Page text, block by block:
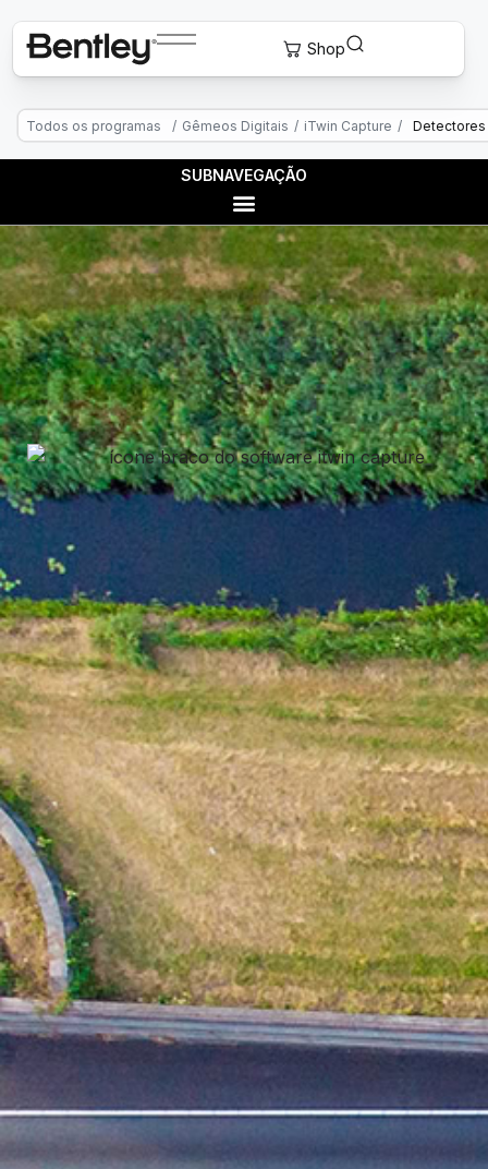
Todos os programas / Gêmeos Digitais / iTwin Capture / Detectores
SUBNAVEGAÇÃO